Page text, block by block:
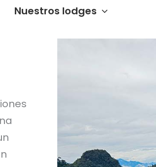
Nuestros lodges